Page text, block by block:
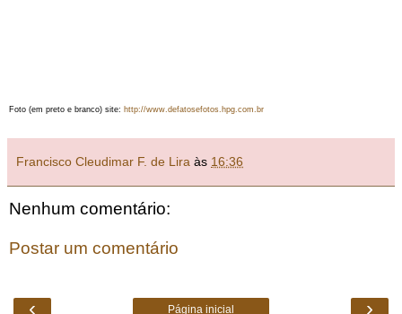
Foto (em preto e branco) site: http://www.defatosefotos.hpg.com.br
Francisco Cleudimar F. de Lira às 16:36
Nenhum comentário:
Postar um comentário
‹ ›
Página inicial